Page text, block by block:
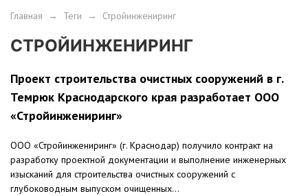
Главная → Теги → Стройинжениринг
СТРОЙИНЖЕНИРИНГ
Проект строительства очистных сооружений в г.
Темрюк Краснодарского края разработает ООО
«Стройинжениринг»
ООО «Стройинжениринг» (г. Краснодар) получило контракт на
разработку проектной документации и выполнение инженерных
изысканий для строительства очистных сооружений с
глубоководным выпуском очищенных...